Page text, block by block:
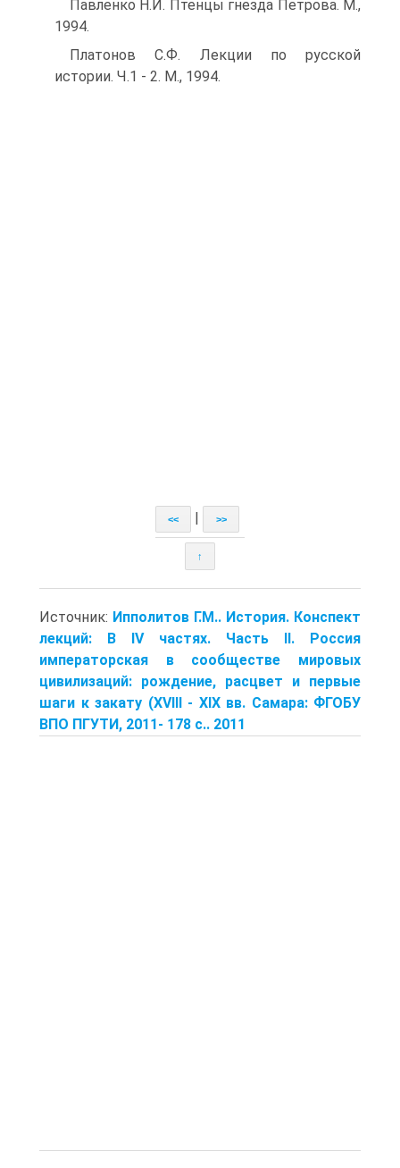
Павленко Н.И. Птенцы гнезда Петрова. М.,
1994.
Платонов С.Ф. Лекции по русской
истории. Ч.1 - 2. М., 1994.
<< | >>
↑
Источник: Ипполитов Г.М.. История. Конспект
лекций: В IV частях. Часть II. Рос­сия
императорская в сообществе мировых
цивилизаций: рождение, расцвет и первые
шаги к закату (XVIII - XIX вв. Самара: ФГОБУ
ВПО ПГУТИ, 2011- 178 с.. 2011